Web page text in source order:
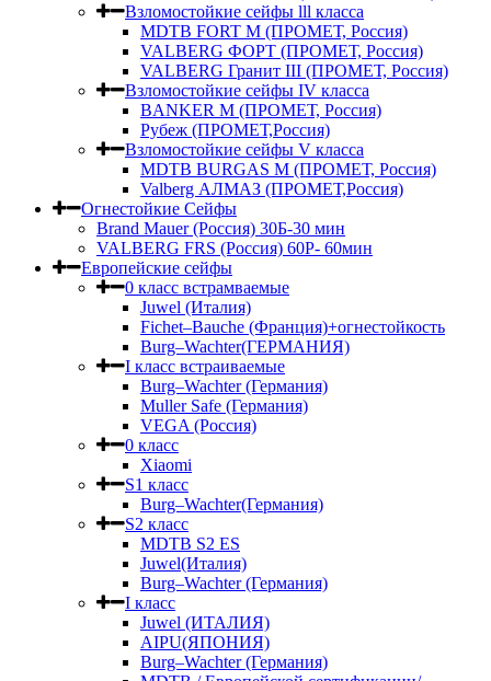
Взломостойкие сейфы lll класса
MDTB FORT M (ПРОМЕТ, Россия)
VALBERG ФОРТ (ПРОМЕТ, Россия)
VALBERG Гранит III (ПРОМЕТ, Россия)
Взломостойкие сейфы IV класса
BANKER M (ПРОМЕТ, Россия)
Рубеж (ПРОМЕТ,Россия)
Взломостойкие сейфы V класса
MDTB BURGAS M (ПРОМЕТ, Россия)
Valberg АЛМАЗ (ПРОМЕТ,Россия)
Огнестойкие Сейфы
Brand Mauer (Россия) 30Б-30 мин
VALBERG FRS (Россия) 60Р- 60мин
Европейские сейфы
0 класс встрамваемые
Juwel (Италия)
Fichet–Bauche (Франция)+огнестойкость
Burg–Wachter(ГЕРМАНИЯ)
I класс встраиваемые
Burg–Wachter (Германия)
Muller Safe (Германия)
VEGA (Россия)
0 класс
Xiaomi
S1 класс
Burg–Wachter(Германия)
S2 класс
MDTB S2 ES
Juwel(Италия)
Burg–Wachter (Германия)
I класс
Juwel (ИТАЛИЯ)
AIPU(ЯПОНИЯ)
Burg–Wachter (Германия)